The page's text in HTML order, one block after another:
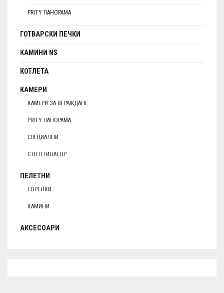
PRITY ПАНОРАМА
ГОТВАРСКИ ПЕЧКИ
КАМИНИ NS
КОТЛЕТА
КАМЕРИ
КАМЕРИ ЗА ВГРАЖДАНЕ
PRITY ПАНОРАМА
СПЕЦИАЛНИ
С ВЕНТИЛАТОР
ПЕЛЕТНИ
ГОРЕЛКИ
КАМИНИ
АКСЕСОАРИ